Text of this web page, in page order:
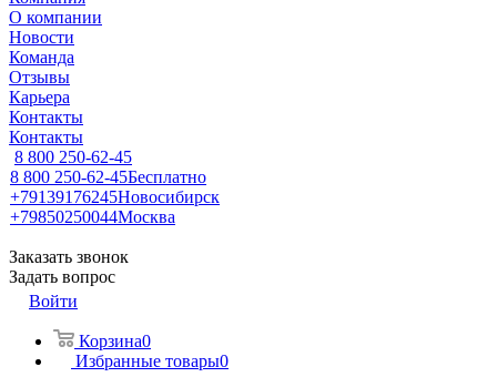
О компании
Новости
Команда
Отзывы
Карьера
Контакты
Контакты
8 800 250-62-45
8 800 250-62-45Бесплатно
+79139176245Новосибирск
+79850250044Москва
Заказать звонок
Задать вопрос
Войти
Корзина0
Избранные товары0